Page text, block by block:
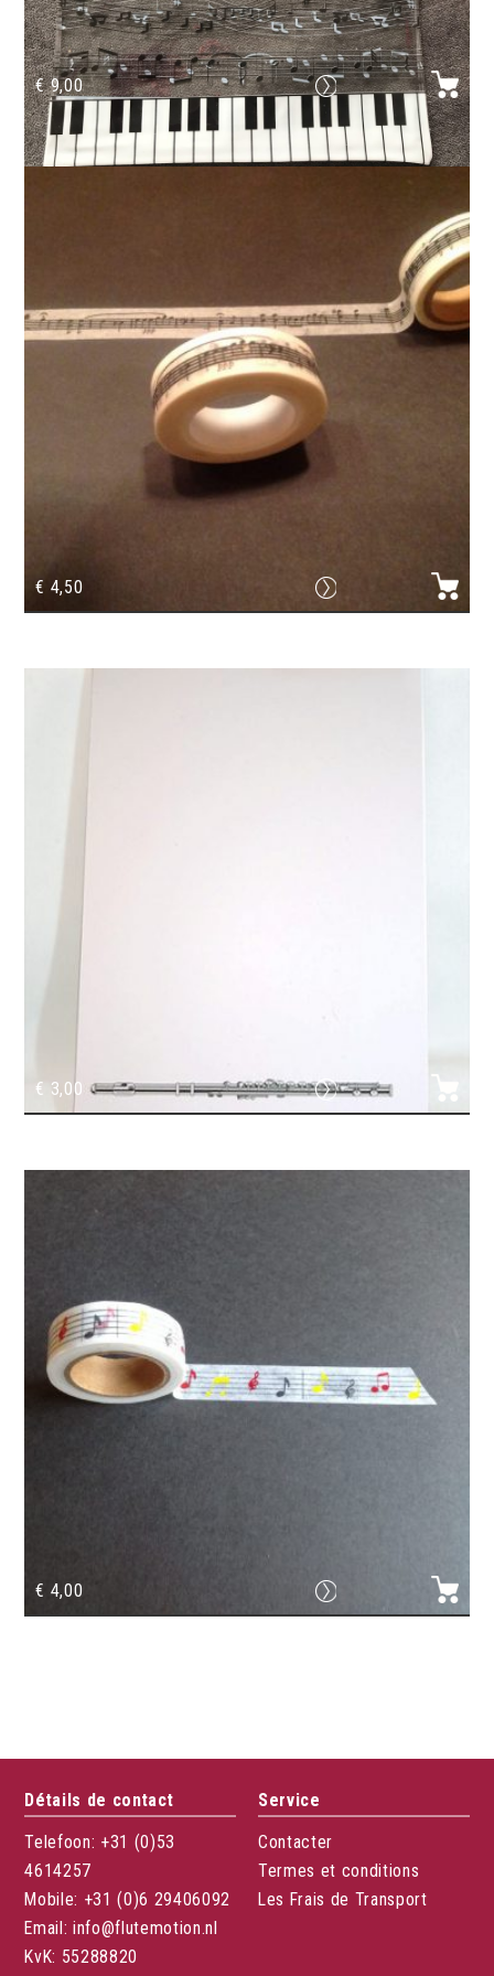
€9,00
€ 4,50
€ 3,00
€ 4,00
Détails de contact
Telefoon: +31 (0)53
4614257
Mobile: +31 (0)6 29406092
Email: info@flutemotion.nl
KvK: 55288820
Service
Contacter
Termes et conditions
Les Frais de Transport